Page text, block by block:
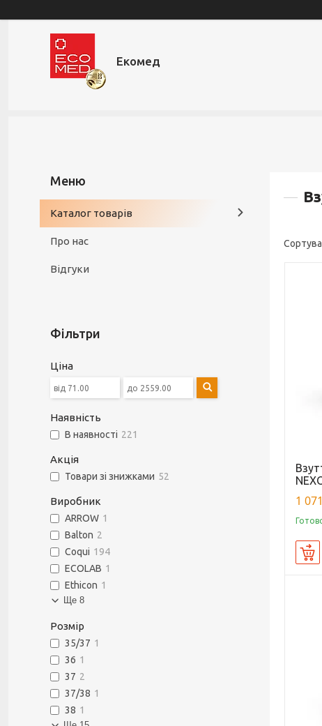
Екомед
1
Каталог товарів
Про нас
Відгуки
Фільтри
Ціна
Наявність
В наявності 221
Акція
Товари зі знижками 52
Виробник
ARROW 1
Balton 2
Coqui 194
ECOLAB 1
Ethicon 1
Ще 8
Розмір
35/37 1
36 1
37 2
37/38 1
38 1